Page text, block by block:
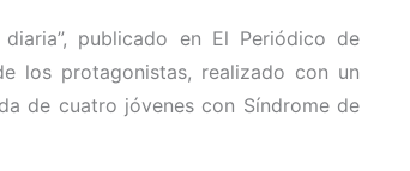
publicado en El Periódico de
los protagonistas, realizado con un
de cuatro jóvenes con Síndrome de